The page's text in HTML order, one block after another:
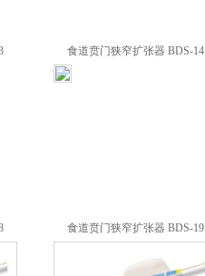
食道贲门狭窄扩张器 BDS-14
食道贲门狭窄扩张器 BDS-19